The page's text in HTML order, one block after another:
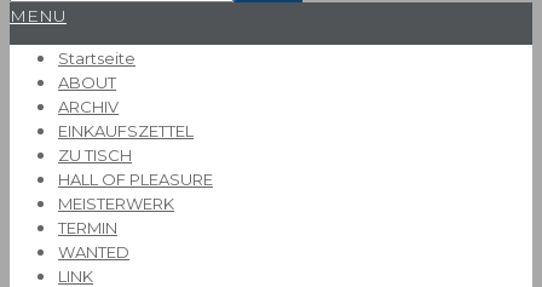
Primary
Menu
MENU
Startseite
ABOUT
ARCHIV
EINKAUFSZETTEL
ZU TISCH
HALL OF PLEASURE
MEISTERWERK
TERMIN
WANTED
LINK